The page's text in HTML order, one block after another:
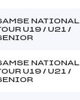
NATIONAL
U19 / U21 /
NATIONAL
U19 / U21 /